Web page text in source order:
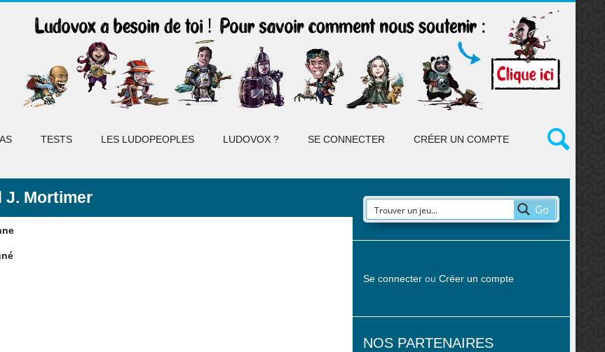
TESTS LES LUDOPEOPLES LUDOVOX ? SE CONNECTER CRÉER UN COMPTE
J. Mortimer
Go
Se connecterou Créer un compte
NOS PARTENAIRES